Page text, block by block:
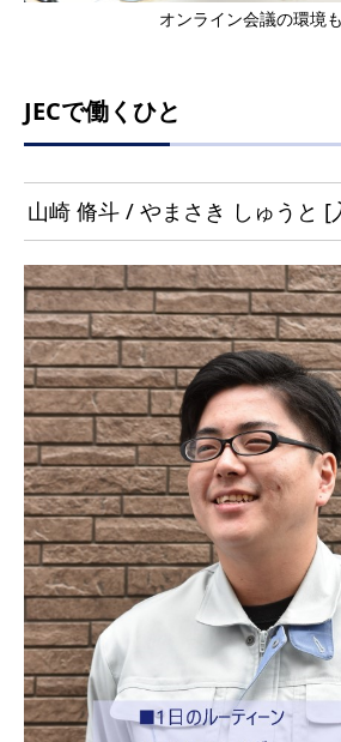
オンライン会議の環境
JECで働くひと
山崎 脩斗 / やまさき しゅうと [